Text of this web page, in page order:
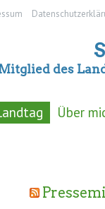
des
Über